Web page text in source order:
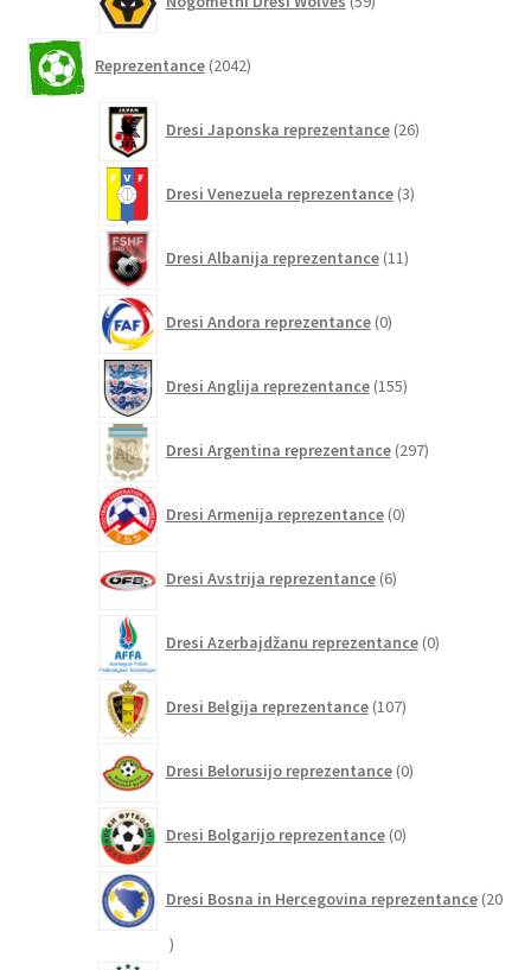
izdelkov
Reprezentance 2042izdelkov
Dresi Japonska reprezentance 26izdelkov
Dresi Venezuela reprezentance 3izdelki
Dresi Albanija reprezentance 11izdelkov
Dresi Andora reprezentance 0izdelkov
Dresi Anglija reprezentance 155izdelkov
Dresi Argentina reprezentance 297izdelkov
Dresi Armenija reprezentance 0izdelkov
Dresi Avstrija reprezentance 6izdelkov
Dresi Azerbajdžanu reprezentance 0izdelkov
Dresi Belgija reprezentance 107izdelkov
Dresi Belorusijo reprezentance 0izdelkov
Dresi Bolgarijo reprezentance 0izdelkov
Dresi Bosna in Hercegovina reprezentance 20
20